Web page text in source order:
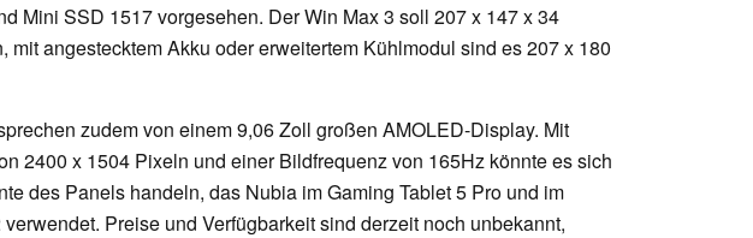
Mini SSD 1517 vorgesehen. Der Win Max 3 soll 207 x 147 x 34
mit angestecktem Akku oder erweitertem Kühlmodul sind es 207 x 180
zudem von einem 9,06 Zoll großen AMOLED-Display. Mit
2400 x 1504 Pixeln und einer Bildfrequenz von 165Hz könnte es sich
des Panels handeln, das Nubia im Gaming Tablet 5 Pro und im
Preise und Verfügbarkeit sind derzeit noch unbekannt,